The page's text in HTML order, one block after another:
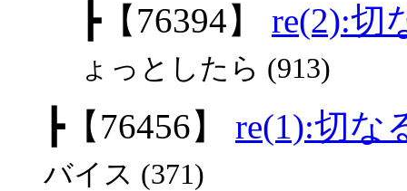
┣【76394】 re(2):切
ょっとしたら (913)
┣【76456】 re(1):切な
バイス (371)